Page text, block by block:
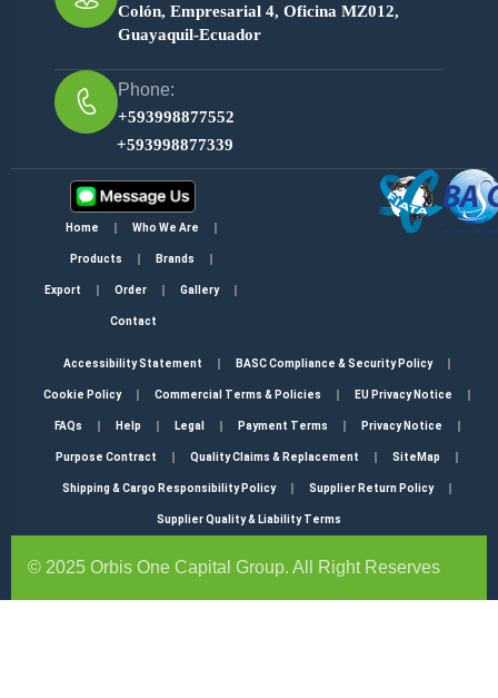
Colón, Empresarial 4, Oficina MZ012,
Guayaquil-Ecuador
+593998877552
Phone:
+593998877339
Home Who We Are
Products Brands
Export Order Gallery
Contact
Accessibility Statement BASC Compliance & Security Policy
Cookie Policy Commercial Terms & Policies EU Privacy Notice
FAQs Help Legal Payment Terms Privacy Notice
Purpose Contract Quality Claims & Replacement SiteMap
Shipping & Cargo Responsibility Policy Supplier Return Policy
Supplier Quality & Liability Terms
© 2025 Orbis One Capital Group. All Right Reserves